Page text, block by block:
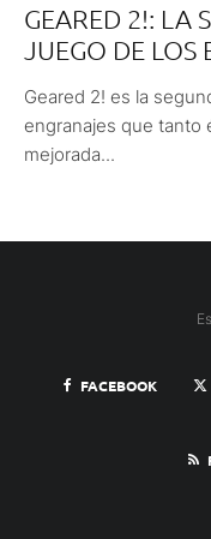
GEARED 2!: LA
JUEGO DE
Geared 2! es la
engranajes que tanto
mejorada...
FACEBOOK